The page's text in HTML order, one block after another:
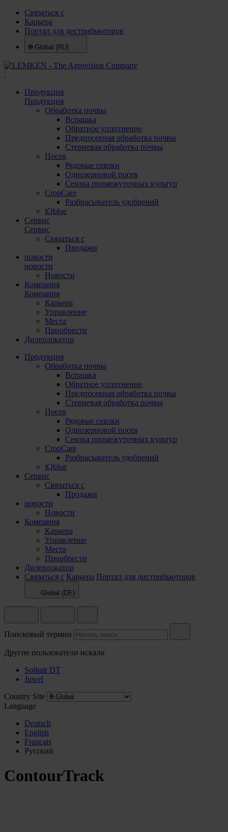
Связаться с
Карьера
Портал для дистрибьюторов
🌐 Global (RU)
.
Продукция
Продукция
Обработка почвы
Вспашка
Обратное уплотнение
Предпосевная обработка почвы
Стерневая обработка почвы
Посев
Рядовые сеялки
Однозерновой посев
Сеялка промежуточных культур
CropCare
Разбрасыватель удобрений
iQblue
Сервис
Сервис
Связаться с
Продажи
новости
новости
Новости
Компания
Компания
Карьера
Управление
Места
Приобрести
Дилерлокатор
Продукция
Обработка почвы
Вспашка
Обратное уплотнение
Предпосевная обработка почвы
Стерневая обработка почвы
Посев
Рядовые сеялки
Однозерновой посев
Сеялка промежуточных культур
CropCare
Разбрасыватель удобрений
iQblue
Сервис
Связаться с
Продажи
новости
Новости
Компания
Карьера
Управление
Места
Приобрести
Дилерлокатор
Связаться с Карьера Портал для дистрибьюторов
Global (DE)
Поисковый термин
Другие пользователи искали
Solitair DT
Juwel
Country Site
Language
Deutsch
English
Français
Pусский
ContourTrack